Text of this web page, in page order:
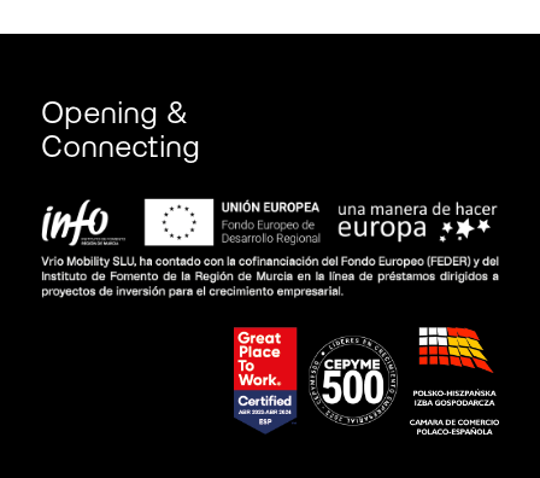
Opening &
Connecting